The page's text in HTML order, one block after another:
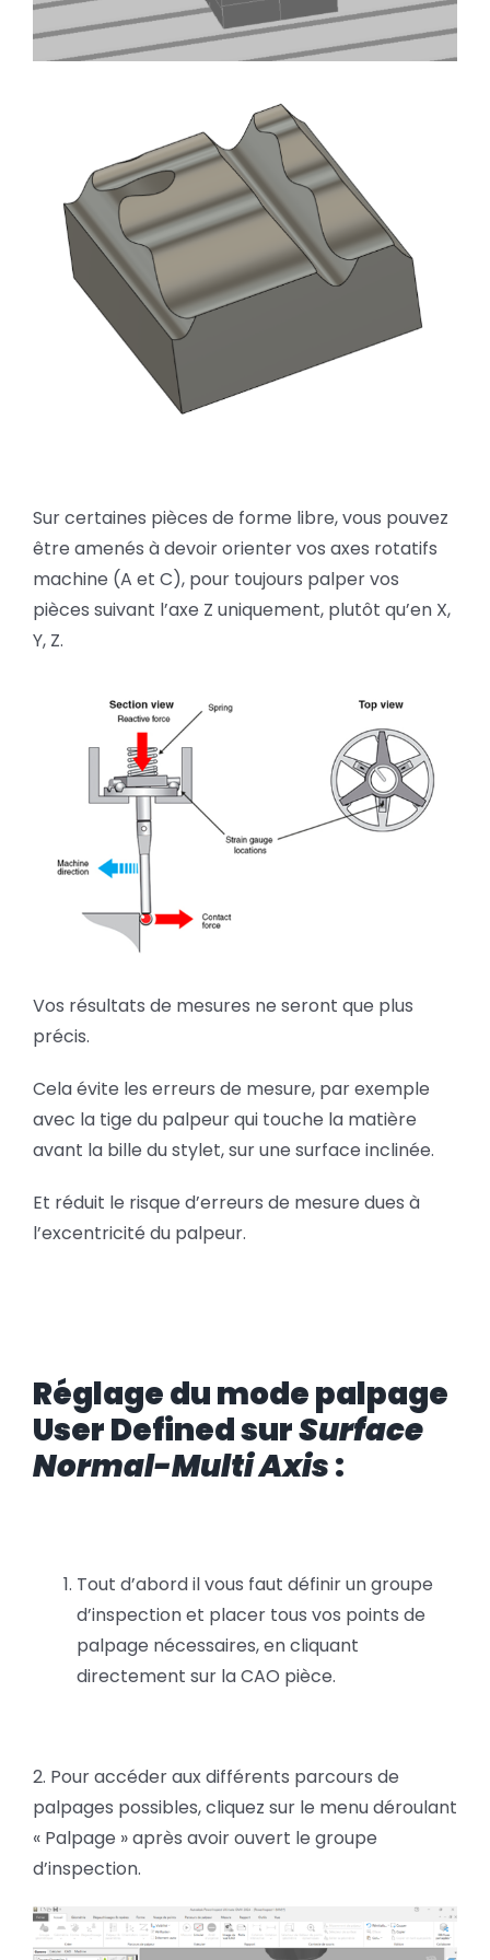
Sur certaines pièces de forme libre, vous pouvez
être amenés à devoir orienter vos axes rotatifs
machine (A et C), pour toujours palper vos
pièces suivant l’axe Z uniquement, plutôt qu’en X,
Y, Z.
Vos résultats de mesures ne seront que plus
précis.
Cela évite les erreurs de mesure, par exemple
avec la tige du palpeur qui touche la matière
avant la bille du stylet, sur une surface inclinée.
Et réduit le risque d’erreurs de mesure dues à
l’excentricité du palpeur.
Réglage du mode palpage
User Defined surSurface
Normal-Multi Axis:
Tout d’abord il vous faut définir un groupe
d’inspection et placer tous vos points de
palpage nécessaires, en cliquant
directement sur la CAO pièce.
2. Pour accéder aux différents parcours de
palpages possibles, cliquez sur le menu déroulant
« Palpage » après avoir ouvert le groupe
d’inspection.